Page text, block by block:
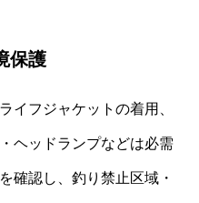
保護
イフジャケットの着用、
ヘッドランプなどは必需
確認し、釣り禁止区域・